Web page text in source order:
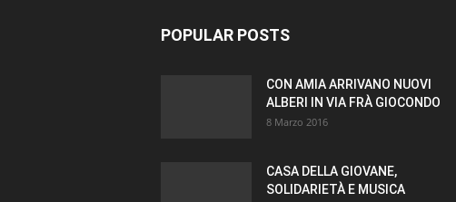
POPULAR POSTS
CON AMIA ARRIVANO NUOVI
ALBERI IN VIA FRÀ GIOCONDO
8 Marzo 2016
CASA DELLA GIOVANE,
SOLIDARIETÀ E MUSICA